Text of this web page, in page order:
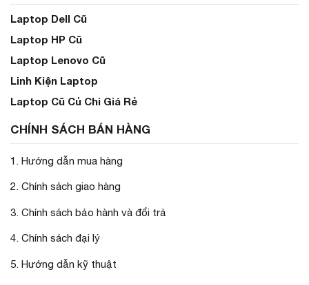
Laptop Dell Cũ
Laptop HP Cũ
Laptop Lenovo Cũ
Linh Kiện Laptop
Laptop Cũ Củ Chi Giá Rẻ
CHÍNH SÁCH BÁN HÀNG
1. Hướng dẫn mua hàng
2. Chính sách giao hàng
3. Chính sách bảo hành và đổi trả
4. Chính sách đại lý
5. Hướng dẫn kỹ thuật